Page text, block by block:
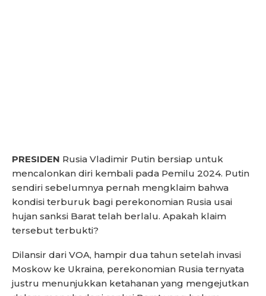
PRESIDEN Rusia Vladimir Putin bersiap untuk
mencalonkan diri kembali pada Pemilu 2024. Putin
sendiri sebelumnya pernah mengklaim bahwa
kondisi terburuk bagi perekonomian Rusia usai
hujan sanksi Barat telah berlalu. Apakah klaim
tersebut terbukti?
Dilansir dari VOA, hampir dua tahun setelah invasi
Moskow ke Ukraina, perekonomian Rusia ternyata
justru menunjukkan ketahanan yang mengejutkan